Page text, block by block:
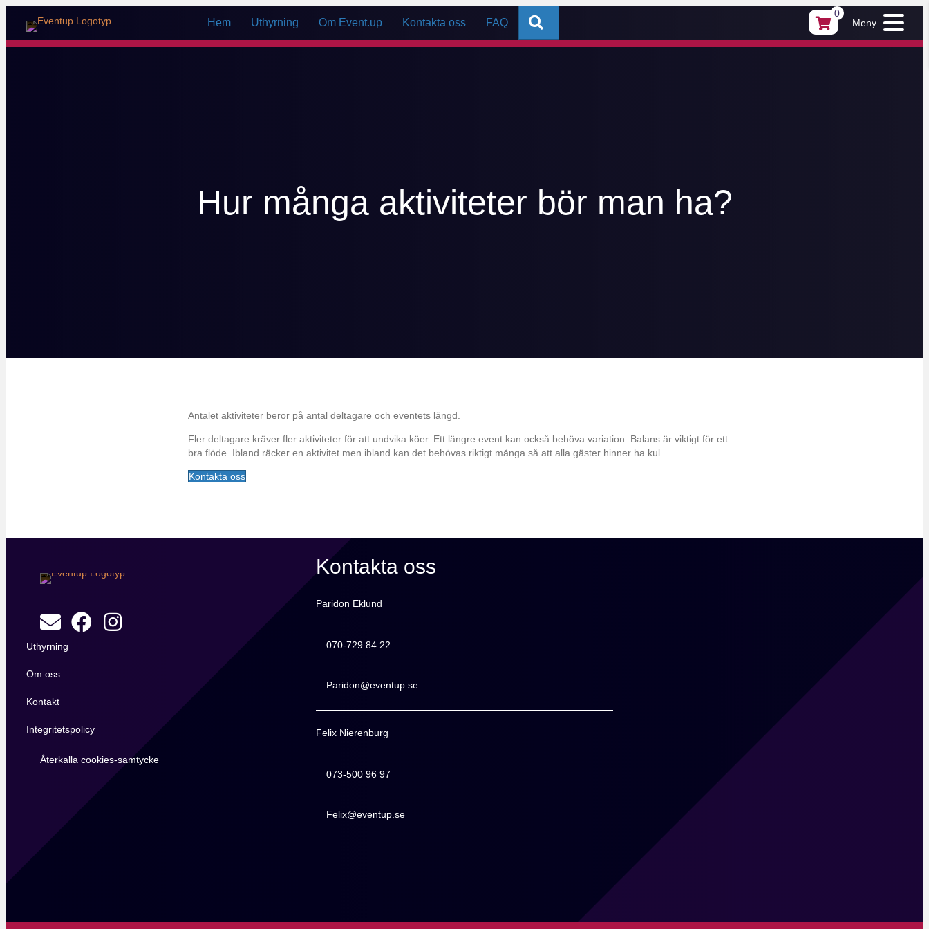
Hem Uthyrning Om Event.up Kontakta oss FAQ
0
Meny
Hur många aktiviteter bör man ha?
Antalet aktiviteter beror på antal deltagare och eventets längd.
Fler deltagare kräver fler aktiviteter för att undvika köer. Ett längre event kan också behöva variation. Balans är viktigt för ett
bra flöde. Ibland räcker en aktivitet men ibland kan det behövas riktigt många så att alla gäster hinner ha kul.
Kontakta oss
Uthyrning
Om oss
Kontakt
Integritetspolicy
Återkalla cookies-samtycke
Kontakta oss
Paridon Eklund
070-729 84 22
070-729 84 22
Paridon@eventup.se
Paridon@eventup.se
Felix Nierenburg
073-500 96 97
073-500 96 97
Felix@eventup.se
Felix@eventup.se